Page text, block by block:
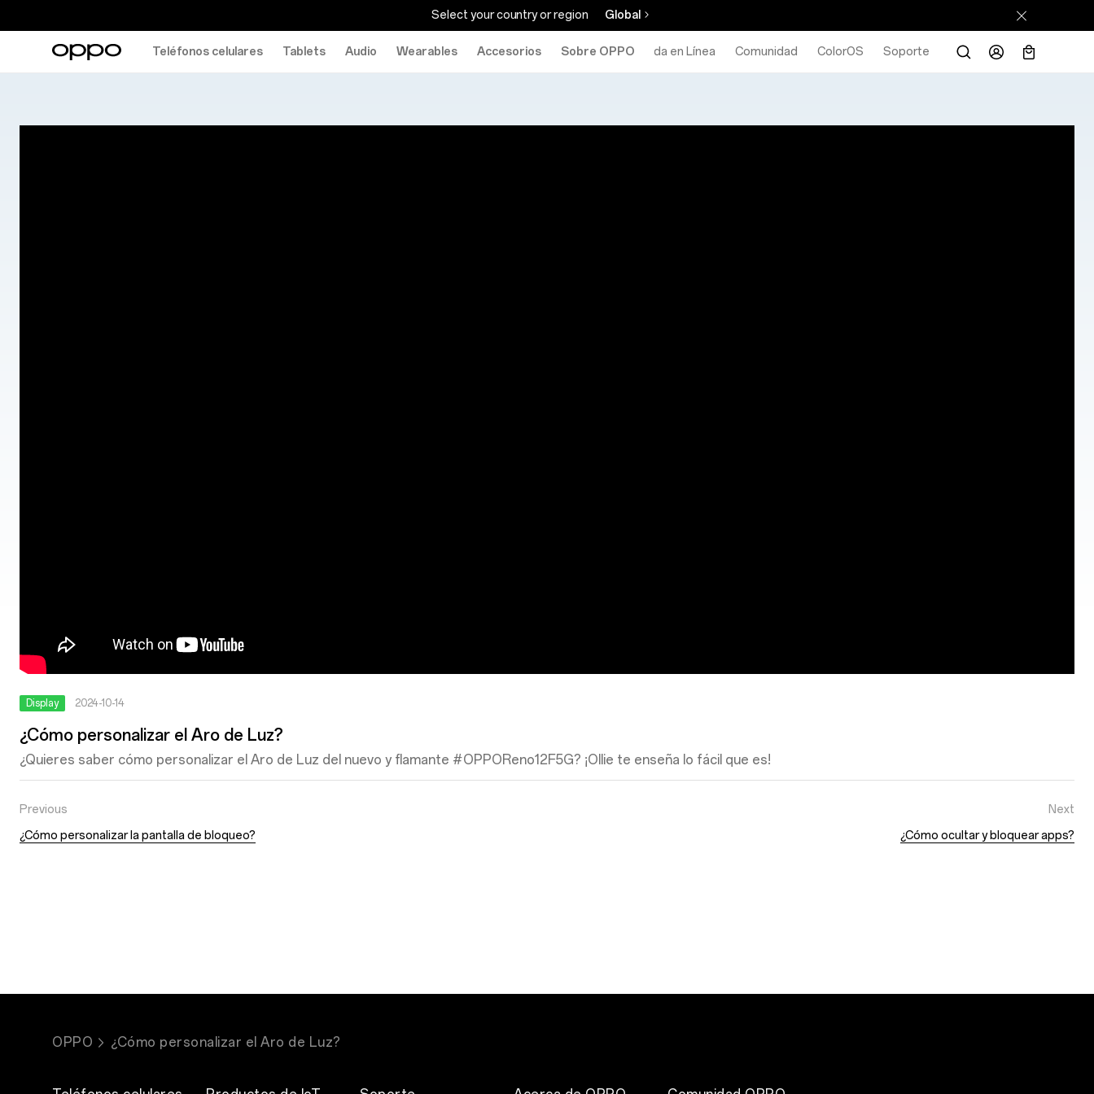
Select your country or region Global
Teléfonos celulares Tablets Audio Wearables Accesorios Sobre OPPOTienda en Línea Comunidad ColorOS Soporte
Display 2024-10-14
¿Cómo personalizar el Aro de Luz?
¿Quieres saber cómo personalizar el Aro de Luz del nuevo y flamante #OPPOReno12F5G? ¡Ollie te enseña lo fácil que es!
Previous
¿Cómo personalizar la pantalla de bloqueo?
Next
¿Cómo ocultar y bloquear apps?
OPPO ¿Cómo personalizar el Aro de Luz?